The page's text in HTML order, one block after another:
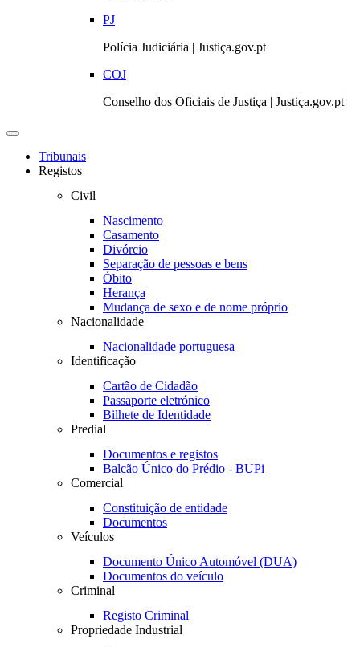
PJ
Polícia Judiciária | Justiça.gov.pt
COJ
Conselho dos Oficiais de Justiça | Justiça.gov.pt
Toggle
navigationTribunais
Registos
Civil
Nascimento
Casamento
Divórcio
Separação de pessoas e bens
Óbito
Herança
Mudança de sexo e de nome próprio
Nacionalidade
Nacionalidade portuguesa
Identificação
Cartão de Cidadão
Passaporte eletrónico
Bilhete de Identidade
Predial
Documentos e registos
Balcão Único do Prédio - BUPi
Comercial
Constituição de entidade
Documentos
Veículos
Documento Único Automóvel (DUA)
Documentos do veículo
Criminal
Registo Criminal
Propriedade Industrial